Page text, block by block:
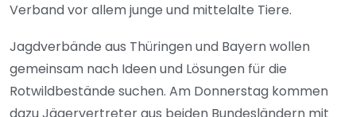
Verband vor allem junge und mittelalte Tiere.
Jagdverbände aus Thüringen und Bayern wollen
gemeinsam nach Ideen und Lösungen für die
Rotwildbestände suchen. Am Donnerstag kommen